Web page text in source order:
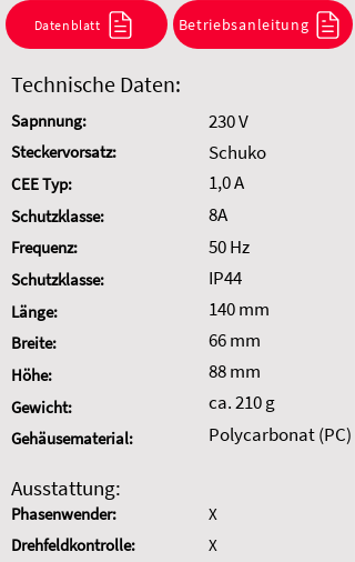
Kombination anzufragen.
Datenblatt Betriebsanleitung
Technische Daten:
Sapnnung:
Steckervorsatz:
CEE Typ:
Schutzklasse:
Frequenz:
Schutzklasse:
Länge:
Breite:
Höhe:
Gewicht:
Gehäusematerial:
230 V
Schuko
1,0 A
8A
50 Hz
IP44
140 mm
66 mm
88 mm
ca. 210 g
Polycarbonat (PC)
Ausstattung:
Phasenwender:
Drehfeldkontrolle:
X
X